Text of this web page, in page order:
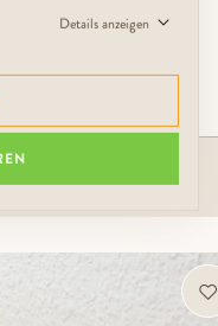
Details anzeigen